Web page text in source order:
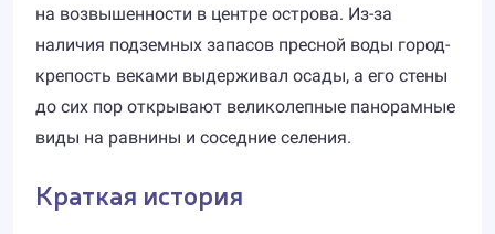
на возвышенности в центре острова. Из-за
наличия подземных запасов пресной воды город-
крепость веками выдерживал осады, а его стены
до сих пор открывают великолепные панорамные
виды на равнины и соседние селения.
Краткая история